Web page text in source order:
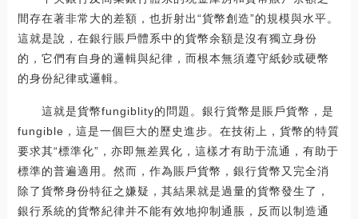
間存在著非常大的差額，也折射出“貨幣創造”的規模與水平。
這就是說，在銀行賬戶體系中的貨幣余額是沒有獨立身份
的，它們有自身的邏輯與紀律，而根本無須遵守紙鈔或硬幣
的身份紀律或邏輯。
這就是貨幣fungiblity的問題。銀行貨幣是賬戶貨幣，是
fungible，這是一個巨大的歷史進步。在技術上，貨幣的特質
要求其“標準化”，亦即無差異化，這樣才有助于流通，有助于
標準的普遍適用。然而，作為賬戶貨幣，銀行貨幣又完全消
除了貨幣身份特征之嫌疑，其結果就是過量的貨幣發生了，
銀行系統的貨幣紀律并不能有效地抑制通脹，反而以制造通